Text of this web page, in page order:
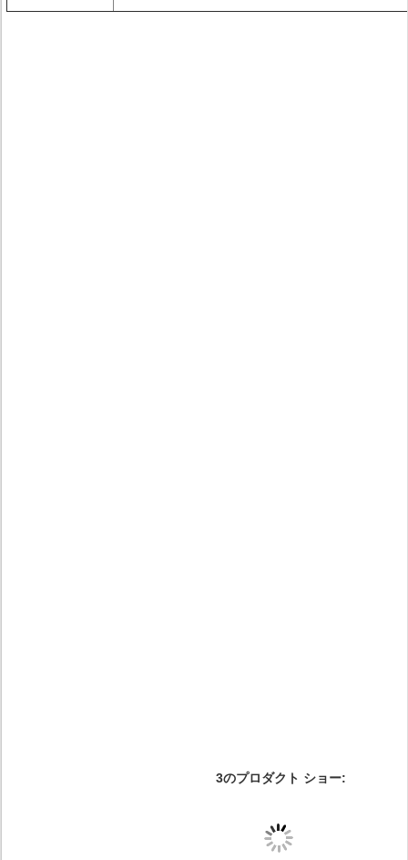
3のプロダクト ショー: